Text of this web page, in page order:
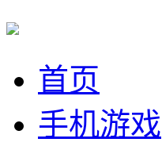
首页
手机游戏